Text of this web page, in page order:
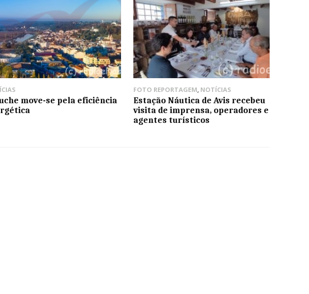
move-se pela eficiência
FOTO REPORTAGEM, NOTÍCIAS
Estação Náutica de Avis recebeu
visita de imprensa, operadores e
agentes turísticos